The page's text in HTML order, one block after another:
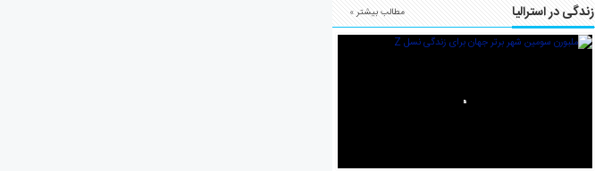
زندگی در استرالیا مطالب بیشتر »